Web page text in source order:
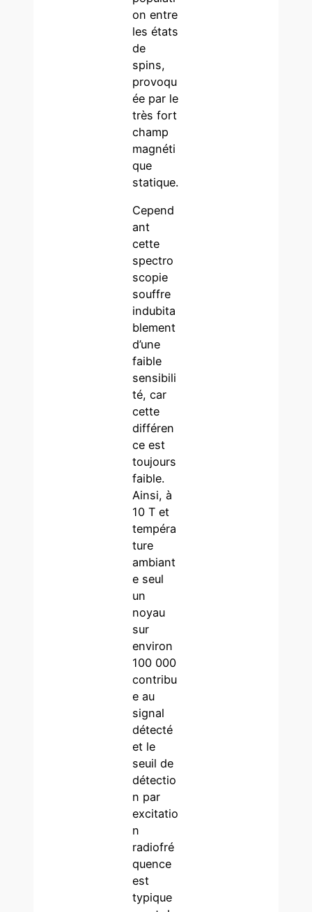
on entre
les états
de
spins,
provoqu
ée par le
très fort
champ
magnéti
que
statique.
Cepend
ant
cette
spectro
scopie
souffre
indubita
blement
d’une
faible
sensibili
té, car
cette
différen
ce est
toujours
faible.
Ainsi, à
10 T et
tempéra
ture
ambiant
e seul
un
noyau
sur
environ
100 000
contribu
e au
signal
détecté
et le
seuil de
détectio
n par
excitatio
n
radiofré
quence
est
typique